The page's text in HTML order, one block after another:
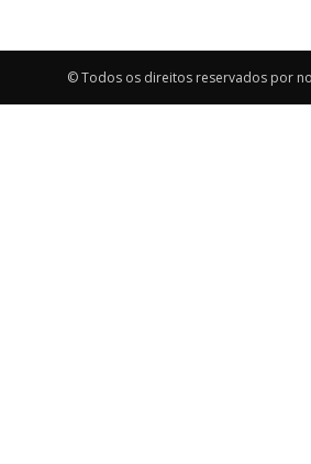
© Todos os direitos reservados por